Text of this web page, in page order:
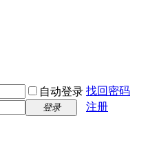
自动登录 找回密码
登录
注册